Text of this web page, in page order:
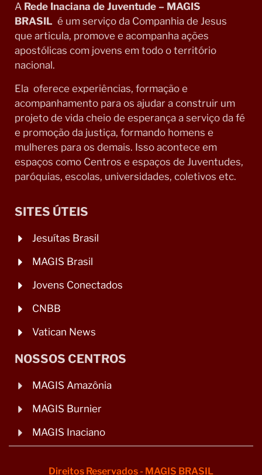
A Rede Inaciana de Juventude – MAGIS
BRASIL é um serviço da Companhia de Jesus
que articula, promove e acompanha ações
apostólicas com jovens em todo o território
nacional.
Ela oferece experiências, formação e
acompanhamento para os ajudar a construir um
projeto de vida cheio de esperança a serviço da fé
e promoção da justiça, formando homens e
mulheres para os demais. Isso acontece em
espaços como Centros e espaços de Juventudes,
paróquias, escolas, universidades, coletivos etc.
SITES ÚTEIS
Jesuítas Brasil
MAGIS Brasil
Jovens Conectados
CNBB
Vatican News
NOSSOS CENTROS
MAGIS Amazônia
MAGIS Burnier
MAGIS Inaciano
Direitos Reservados - MAGIS BRASIL